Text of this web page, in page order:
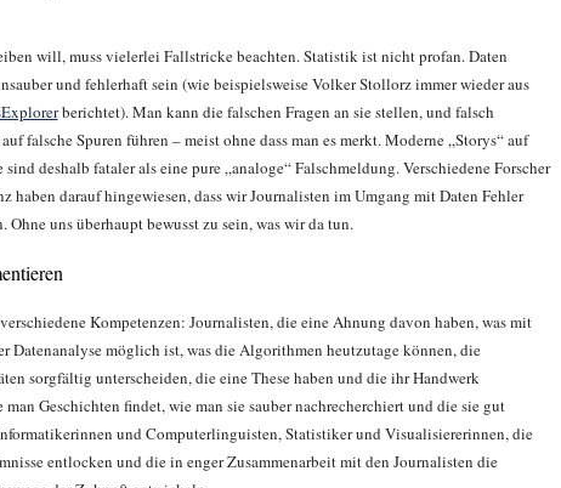
will, muss vielerlei Fallstricke beachten. Statistik ist nicht profan. Daten
und fehlerhaft sein (wie beispielsweise Volker Stollorz immer wieder aus
berichtet). Man kann die falschen Fragen an sie stellen, und falsch
falsche Spuren führen – meist ohne dass man es merkt. Moderne „Storys“ auf
deshalb fataler als eine pure „analoge“ Falschmeldung. Verschiedene Forscher
haben darauf hingewiesen, dass wir Journalisten im Umgang mit Daten Fehler
Ohne uns überhaupt bewusst zu sein, was wir da tun.
Kompetenzen: Journalisten, die eine Ahnung davon haben, was mit
Datenanalyse möglich ist, was die Algorithmen heutzutage können, die
sorgfältig unterscheiden, die eine These haben und die ihr Handwerk
man Geschichten findet, wie man sie sauber nachrecherchiert und die sie gut
und Computerlinguisten, Statistiker und Visualisiererinnen, die
entlocken und die in enger Zusammenarbeit mit den Journalisten die